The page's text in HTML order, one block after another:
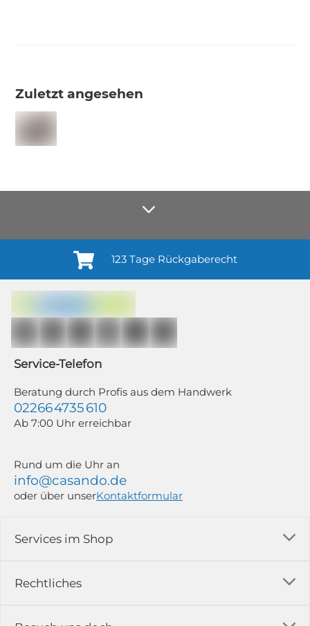
Zuletzt angesehen
Anmelden¹
casando (Holz-Richter GmbH) sowie zur Interessen-Analyse durch
jederzeit mit Wirkung für die Zukunft und ohne Angabe von Gründen
Weitere Informationen findest du in unserer Datenschutzerklärung.
123 Tage Rückgaberecht
Rechtliches
Services im Shop
Versandkosten
Service-Telefon
Beratung durch Profis aus dem Handwerk
02266 4735 610
Ab 7:00 Uhr erreichbar
Rund um die Uhr an
info@casando.de
oder über unserKontaktformular